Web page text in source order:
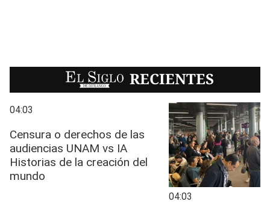
EL SIGLO RECIENTES